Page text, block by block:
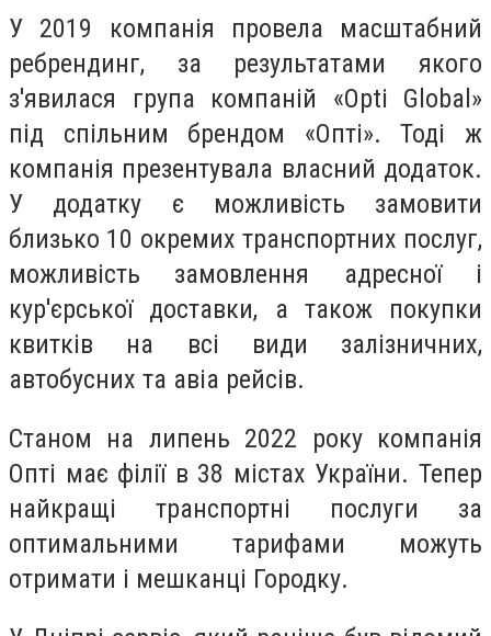
У 2019 компанія провела масштабний
ребрендинг, за результатами якого
з'явилася група компаній «Opti Global»
під спільним брендом «Опті». Тоді ж
компанія презентувала власний додаток.
У додатку є можливість замовити
близько 10 окремих транспортних послуг,
можливість замовлення адресної і
кур'єрської доставки, а також покупки
квитків на всі види залізничних,
автобусних та авіа рейсів.
Станом на липень 2022 року компанія
Опті має філії в 38 містах України. Тепер
найкращі транспортні послуги за
оптимальними тарифами можуть
отримати і мешканці Городку.